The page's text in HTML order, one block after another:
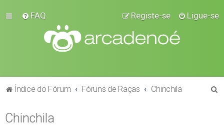
FAQ Ligue-se
Registe-se
Índice do Fórum Fóruns de Raças Chinchila
Chinchila